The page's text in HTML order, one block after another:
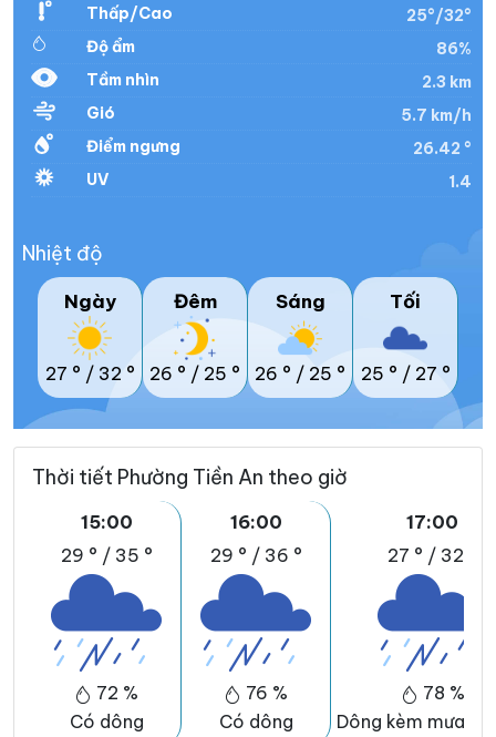
Thấp/Cao
25°/32°
Độ ẩm
86%
Tầm nhìn
2.3 km
Gió
5.7 km/h
Điểm ngưng
26.42 °
UV
1.4
Nhiệt độ
Ngày
27 ° / 32 °
Đêm
26 ° / 25 °
Sáng
26 ° / 25 °
Tối
25 ° / 27 °
Thời tiết Phường Tiền An theo giờ
15:00
29 ° / 35 °
72 %
Có dông
16:00
29 ° / 36 °
76 %
Có dông
17:00
27 ° / 32 °
78 %
Dông kèm mưa đá